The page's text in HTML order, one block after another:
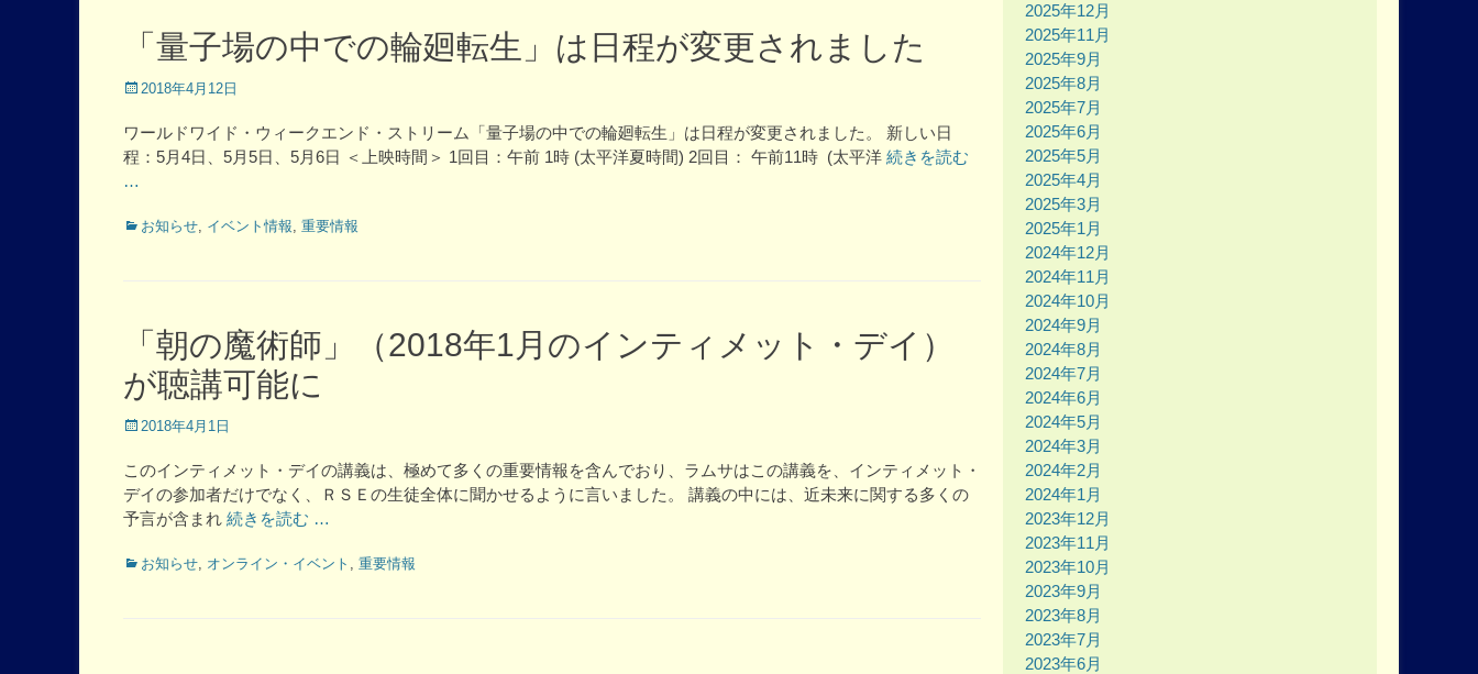
「量子場の中での輪廻転生」は日程が変更されました
Posted
2018年4月12日
ワールドワイド・ウィークエンド・ストリーム「量子場の中での輪廻転生」は日程が変更されました。 新しい日
程：5月4日、5月5日、5月6日 ＜上映時間＞ 1回目：午前 1時 (太平洋夏時間) 2回目： 午前11時 (太平洋 続きを読む
…
Categories
お知らせ, イベント情報, 重要情報
「朝の魔術師」（2018年1月のインティメット・デイ）
が聴講可能に
Posted
2018年4月1日
このインティメット・デイの講義は、極めて多くの重要情報を含んでおり、ラムサはこの講義を、インティメット・
デイの参加者だけでなく、ＲＳＥの生徒全体に聞かせるように言いました。 講義の中には、近未来に関する多くの
予言が含まれ 続きを読む …
Categories
お知らせ, オンライン・イベント , 重要情報
2025年12月
2025年11月
2025年9月
2025年8月
2025年7月
2025年6月
2025年5月
2025年4月
2025年3月
2025年1月
2024年12月
2024年11月
2024年10月
2024年9月
2024年8月
2024年7月
2024年6月
2024年5月
2024年3月
2024年2月
2024年1月
2023年12月
2023年11月
2023年10月
2023年9月
2023年8月
2023年7月
2023年6月